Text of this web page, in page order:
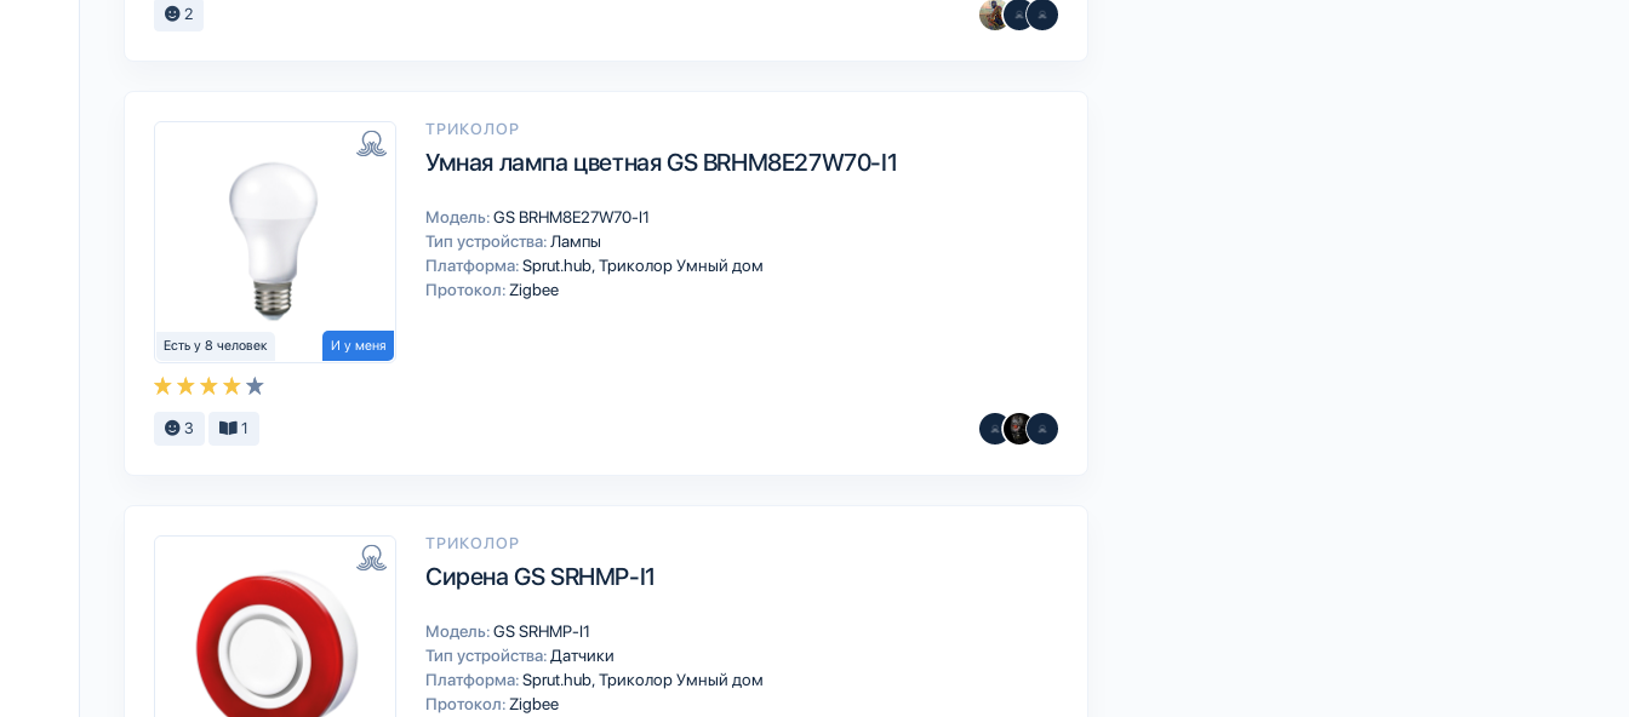
2
Есть у 8 человек И у меня
ТРИКОЛОР
Умная лампа цветная GS BRHM8E27W70-I1
Модель:GS BRHM8E27W70-I1
Тип устройства: Лампы
Платформа:Sprut.hubТриколор Умный дом
Протокол: Zigbee
3 1
ТРИКОЛОР
Сирена GS SRHMP-I1
Модель:GS SRHMP-I1
Тип устройства: Датчики
Платформа:Sprut.hubТриколор Умный дом
Протокол: Zigbee